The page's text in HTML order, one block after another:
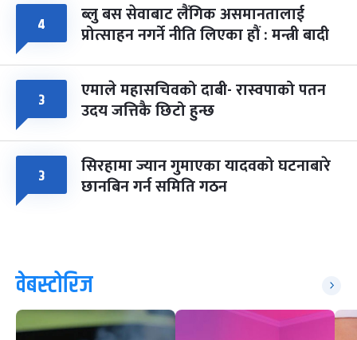
४ ब्लु बस सेवाबाट लैंगिक असमानतालाई
प्रोत्साहन नगर्ने नीति लिएका हौं : मन्त्री बादी
३ एमाले महासचिवको दाबी- रास्वपाको पतन
उदय जत्तिकै छिटो हुन्छ
३ सिरहामा ज्यान गुमाएका यादवको घटनाबारे
छानबिन गर्न समिति गठन
वेबस्टोरिज